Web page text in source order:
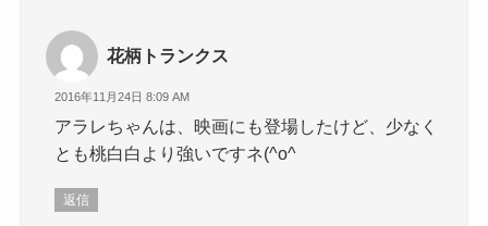
花柄トランクス
2016年11月24日 8:09 AM
アラレちゃんは、映画にも登場したけど、少なく
とも桃白白より強いですネ(^o^ゞ
返信